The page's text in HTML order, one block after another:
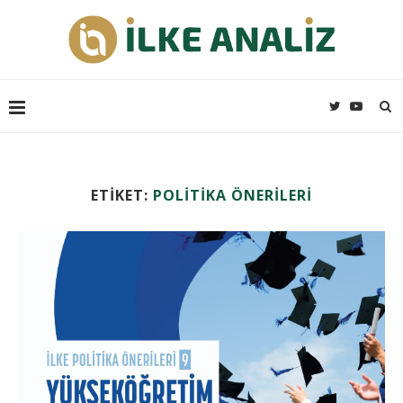
ETIKET: POLITIKA ÖNERILERI